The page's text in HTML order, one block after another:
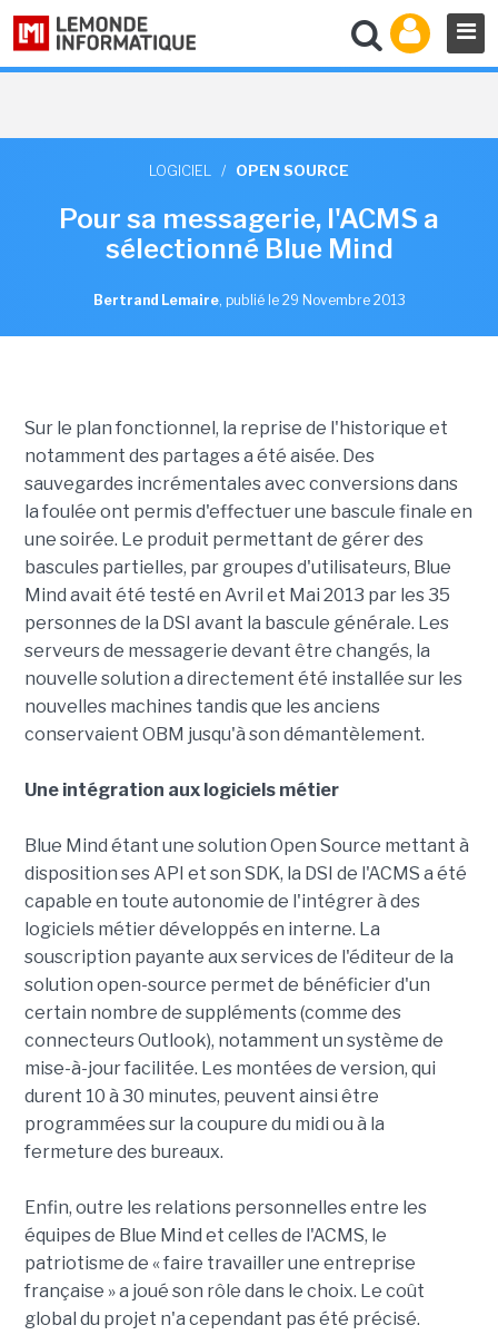
LOGICIEL / OPEN SOURCE
Pour sa messagerie, l'ACMS a
sélectionné Blue Mind
Bertrand Lemaire, publié le 29 Novembre 2013
Sur le plan fonctionnel, la reprise de l'historique et
notamment des partages a été aisée. Des
sauvegardes incrémentales avec conversions dans
la foulée ont permis d'effectuer une bascule finale en
une soirée. Le produit permettant de gérer des
bascules partielles, par groupes d'utilisateurs, Blue
Mind avait été testé en Avril et Mai 2013 par les 35
personnes de la DSI avant la bascule générale. Les
serveurs de messagerie devant être changés, la
nouvelle solution a directement été installée sur les
nouvelles machines tandis que les anciens
conservaient OBM jusqu'à son démantèlement.
Une intégration aux logiciels métier
Blue Mind étant une solution Open Source mettant à
disposition ses API et son SDK, la DSI de l'ACMS a été
capable en toute autonomie de l'intégrer à des
logiciels métier développés en interne. La
souscription payante aux services de l'éditeur de la
solution open-source permet de bénéficier d'un
certain nombre de suppléments (comme des
connecteurs Outlook), notamment un système de
mise-à-jour facilitée. Les montées de version, qui
durent 10 à 30 minutes, peuvent ainsi être
programmées sur la coupure du midi ou à la
fermeture des bureaux.
Enfin, outre les relations personnelles entre les
équipes de Blue Mind et celles de l'ACMS, le
patriotisme de « faire travailler une entreprise
française » a joué son rôle dans le choix. Le coût
global du projet n'a cependant pas été précisé.